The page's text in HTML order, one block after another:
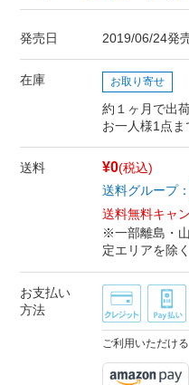
発売日 2019/06/24発
在庫 お取り寄せ
約１ヶ月で出
お一人様1点ま
送料 ¥0(税込)
送料グループ：
送料無料キャ
※一部離島・
定エリアを除く
お支払い
方法
ご利用いただけ